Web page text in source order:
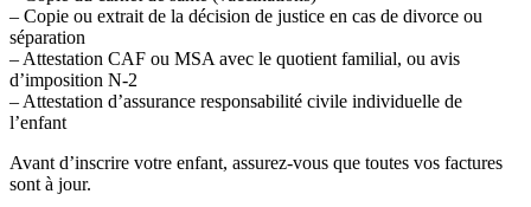
– Copie ou extrait de la décision de justice en cas de divorce ou
séparation
– Attestation CAF ou MSA avec le quotient familial, ou avis
d’imposition N-2
– Attestation d’assurance responsabilité civile individuelle de
l’enfant
Avant d’inscrire votre enfant, assurez-vous que toutes vos factures
sont à jour.